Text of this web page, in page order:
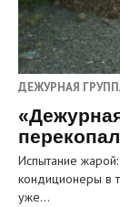
ДЕЖУРНАЯ
Испытание
кондиционеры в
уже…